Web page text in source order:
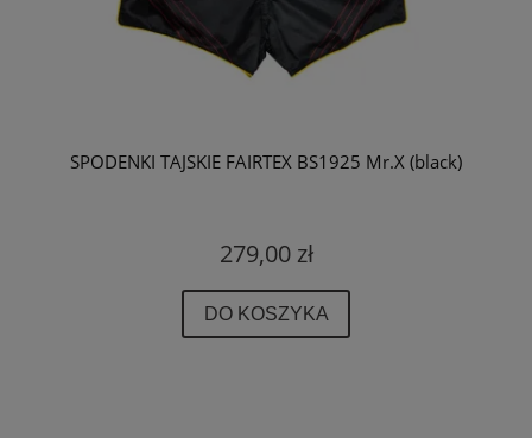
SPODENKI TAJSKIE FAIRTEX BS1925 Mr.X (black)
279,00 zł
DO KOSZYKA